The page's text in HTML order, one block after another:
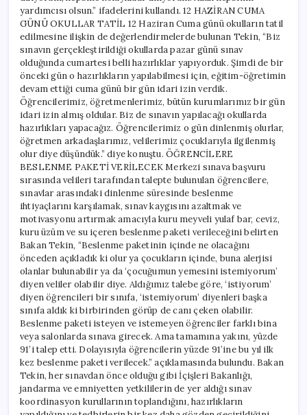
yardımcısı olsun.” ifadelerini kullandı. 12 HAZİRAN CUMA
GÜNÜ OKULLAR TATİL 12 Haziran Cuma günü okulların tatil
edilmesine ilişkin de değerlendirmelerde bulunan Tekin, “Biz
sınavın gerçekleştirildiği okullarda pazar günü sınav
olduğunda cumartesi belli hazırlıklar yapıyorduk. Şimdi de bir
önceki gün o hazırlıkların yapılabilmesi için, eğitim-öğretimin
devam ettiği cuma günü bir gün idari izin verdik.
Öğrencilerimiz, öğretmenlerimiz, bütün kurumlarımız bir gün
idari izin almış oldular. Biz de sınavın yapılacağı okullarda
hazırlıkları yapacağız. Öğrencilerimiz o gün dinlenmiş olurlar,
öğretmen arkadaşlarımız, velilerimiz çocuklarıyla ilgilenmiş
olur diye düşündük.” diye konuştu. ÖĞRENCİLERE
BESLENME PAKETİ VERİLECEK Merkezi sınava başvuru
sırasında velileri tarafından talepte bulunulan öğrencilere,
sınavlar arasındaki dinlenme süresinde beslenme
ihtiyaçlarını karşılamak, sınav kaygısını azaltmak ve
motivasyonu artırmak amacıyla kuru meyveli yulaf bar, ceviz,
kuru üzüm ve su içeren beslenme paketi verileceğini belirten
Bakan Tekin, “Beslenme paketinin içinde ne olacağını
önceden açıkladık ki olur ya çocukların içinde, buna alerjisi
olanlar bulunabilir ya da ‘çocuğumun yemesini istemiyorum’
diyen veliler olabilir diye. Aldığımız talebe göre, ‘istiyorum’
diyen öğrencileri bir sınıfa, ‘istemiyorum’ diyenleri başka
sınıfa aldık ki birbirinden görüp de canı çeken olabilir.
Beslenme paketi isteyen ve istemeyen öğrenciler farklı bina
veya salonlarda sınava girecek. Ama tamamına yakını, yüzde
91’i talep etti. Dolayısıyla öğrencilerin yüzde 91’ine bu yıl ilk
kez beslenme paketi verilecek.” açıklamasında bulundu. Bakan
Tekin, her sınavdan önce olduğu gibi İçişleri Bakanlığı,
jandarma ve emniyetten yetkililerin de yer aldığı sınav
koordinasyon kurullarının toplandığını, hazırlıkların